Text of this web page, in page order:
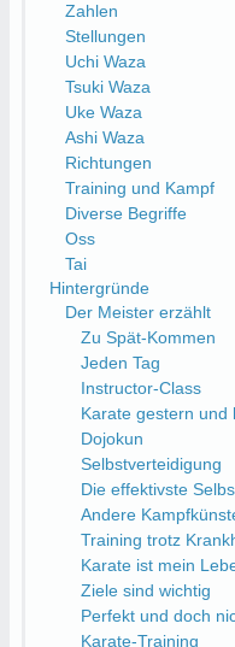
Zahlen
Stellungen
Uchi Waza
Tsuki Waza
Uke Waza
Ashi Waza
Richtungen
Training und Kampf
Diverse Begriffe
Oss
Tai
Hintergründe
Der Meister erzählt
Zu Spät-Kommen
Jeden Tag
Instructor-Class
Karate gestern und
Dojokun
Selbstverteidigung
Die effektivste
Andere
Training trotz
Karate ist mein
Ziele sind wichtig
Perfekt und doch
Karate-Training